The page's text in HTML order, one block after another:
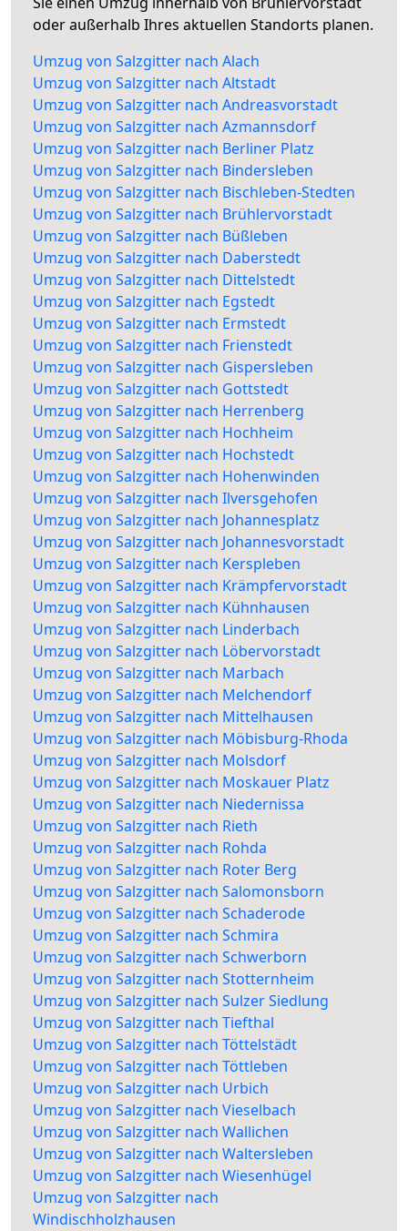
oder außerhalb Ihres aktuellen Standorts planen.
Umzug von Salzgitter nach Alach
Umzug von Salzgitter nach Altstadt
Umzug von Salzgitter nach Andreasvorstadt
Umzug von Salzgitter nach Azmannsdorf
Umzug von Salzgitter nach Berliner Platz
Umzug von Salzgitter nach Bindersleben
Umzug von Salzgitter nach Bischleben-Stedten
Umzug von Salzgitter nach Brühlervorstadt
Umzug von Salzgitter nach Büßleben
Umzug von Salzgitter nach Daberstedt
Umzug von Salzgitter nach Dittelstedt
Umzug von Salzgitter nach Egstedt
Umzug von Salzgitter nach Ermstedt
Umzug von Salzgitter nach Frienstedt
Umzug von Salzgitter nach Gispersleben
Umzug von Salzgitter nach Gottstedt
Umzug von Salzgitter nach Herrenberg
Umzug von Salzgitter nach Hochheim
Umzug von Salzgitter nach Hochstedt
Umzug von Salzgitter nach Hohenwinden
Umzug von Salzgitter nach Ilversgehofen
Umzug von Salzgitter nach Johannesplatz
Umzug von Salzgitter nach Johannesvorstadt
Umzug von Salzgitter nach Kerspleben
Umzug von Salzgitter nach Krämpfervorstadt
Umzug von Salzgitter nach Kühnhausen
Umzug von Salzgitter nach Linderbach
Umzug von Salzgitter nach Löbervorstadt
Umzug von Salzgitter nach Marbach
Umzug von Salzgitter nach Melchendorf
Umzug von Salzgitter nach Mittelhausen
Umzug von Salzgitter nach Möbisburg-Rhoda
Umzug von Salzgitter nach Molsdorf
Umzug von Salzgitter nach Moskauer Platz
Umzug von Salzgitter nach Niedernissa
Umzug von Salzgitter nach Rieth
Umzug von Salzgitter nach Rohda
Umzug von Salzgitter nach Roter Berg
Umzug von Salzgitter nach Salomonsborn
Umzug von Salzgitter nach Schaderode
Umzug von Salzgitter nach Schmira
Umzug von Salzgitter nach Schwerborn
Umzug von Salzgitter nach Stotternheim
Umzug von Salzgitter nach Sulzer Siedlung
Umzug von Salzgitter nach Tiefthal
Umzug von Salzgitter nach Töttelstädt
Umzug von Salzgitter nach Töttleben
Umzug von Salzgitter nach Urbich
Umzug von Salzgitter nach Vieselbach
Umzug von Salzgitter nach Wallichen
Umzug von Salzgitter nach Waltersleben
Umzug von Salzgitter nach Wiesenhügel
Umzug von Salzgitter nach
Windischholzhausen